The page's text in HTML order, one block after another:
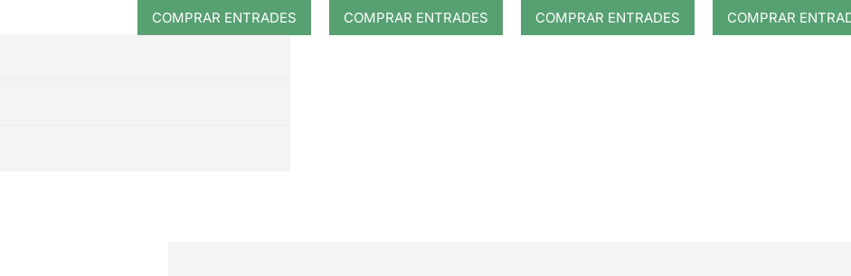
COMPRAR ENTRADES COMPRAR ENTRADES COMPRAR ENTRADES COMPRAR